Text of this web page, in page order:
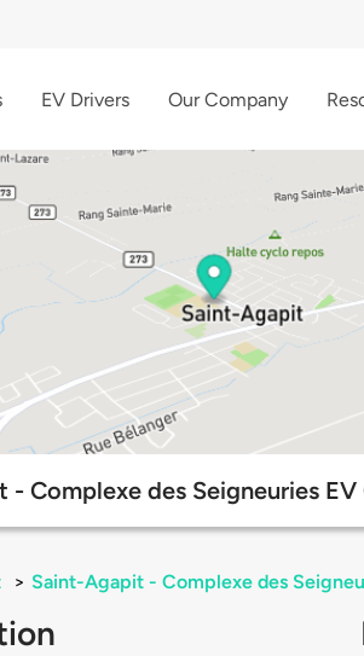
EV Drivers Our Company
- Complexe des Seigneuries
> Saint-Agapit - Complexe des